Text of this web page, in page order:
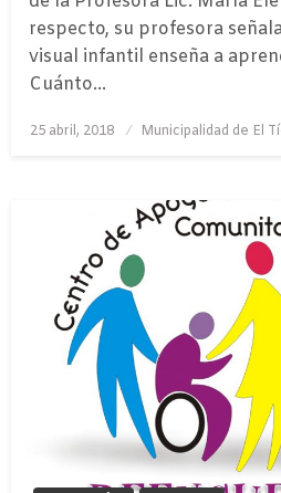
respecto, su profesora
visual infantil enseña a
Cuánto…
Publicado
25 abril, 2018 Municipalidad de El